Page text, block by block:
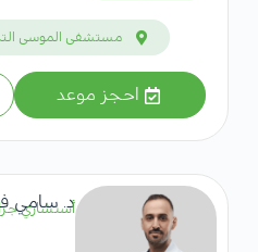
مستشفى الموسى
احجز موعد
د. سامي
أستشاري